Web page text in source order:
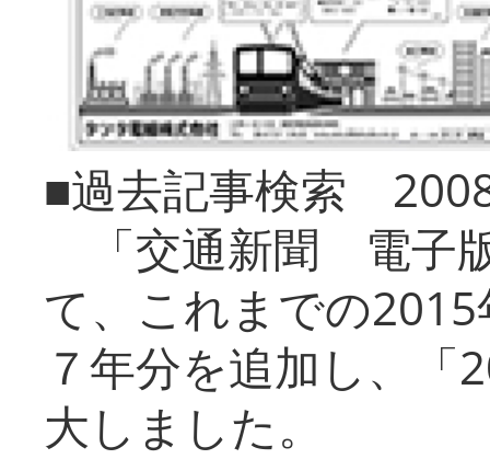
■過去記事検索
「交通新聞 電子
て、これまでの
７年分を追加し、「
大しまし